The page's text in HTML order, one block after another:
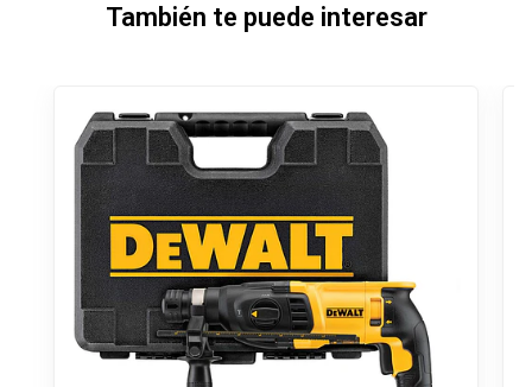
También te puede interesar